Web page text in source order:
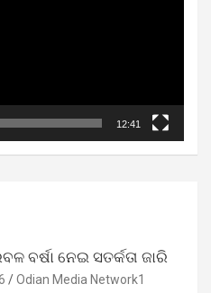
12:41
ବର୍ଷା ନେଇ ସତର୍କତା ଜାରି
Odian Media Network1